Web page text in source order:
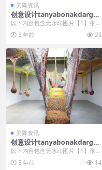
美陈资讯
创意设计tanyabonakdargall
ery美陈创意 (814)
以下内容包含无水印图片【1】张
，开通会员无障碍浏览 开通VIP会
员 3 年前 23
美陈资讯
创意设计tanyabonakdargall
ery美陈创意 (2904)
以下内容包含无水印图片【1】张
，开通会员无障碍浏览 开通VIP会
员 3 年前 14